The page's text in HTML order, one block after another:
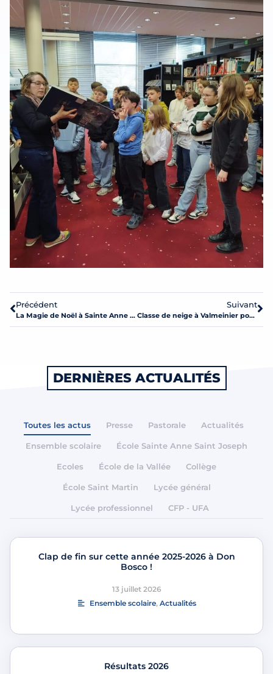
Précédent
La Magie de Noël à Sainte Anne – St JO
Suivant
Classe de neige à Valmeinier pour les CM de Ste Anne – St Joseph
DERNIÈRES ACTUALITÉS
Toutes les actus Presse Pastorale Actualités
Ensemble scolaire École Sainte Anne Saint Joseph
Ecoles École de la Vallée Collège
École Saint Martin Lycée général
Lycée professionnel CFP - UFA
Clap de fin sur cette année 2025-2026 à Don
Bosco !
13 juillet 2026
Ensemble scolaire, Actualités
Résultats 2026